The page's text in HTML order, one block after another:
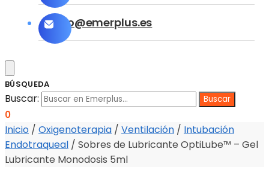
info@emerplus.es
BÚSQUEDA
Buscar:
0
Inicio / Oxigenoterapia / Ventilación / Intubación
Endotraqueal / Sobres de Lubricante OptiLube™ – Gel
Lubricante Monodosis 5ml